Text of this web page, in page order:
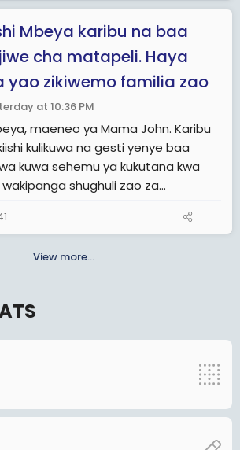
Mbeya karibu na baa
cha matapeli. Haya
yao zikiwemo familia zao
at 10:36 PM
maeneo ya Mama John. Karibu
kulikuwa na gesti yenye baa
kuwa sehemu ya kukutana kwa
shughuli zao za...
View more…